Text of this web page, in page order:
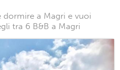
dormire a Magri e vuoi
tra 6 B&B a Magri